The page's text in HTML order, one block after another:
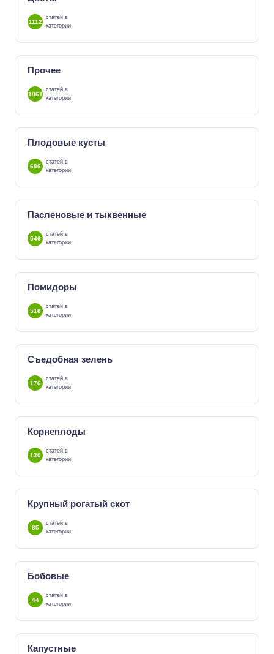
1112
статей в
категории
Прочее
1061
статей в
категории
Плодовые кусты
696
статей в
категории
Пасленовые и тыквенные
546
статей в
категории
Помидоры
516
статей в
категории
Съедобная зелень
176
статей в
категории
Корнеплоды
130
статей в
категории
Крупный рогатый скот
85
статей в
категории
Бобовые
44
статей в
категории
Капустные